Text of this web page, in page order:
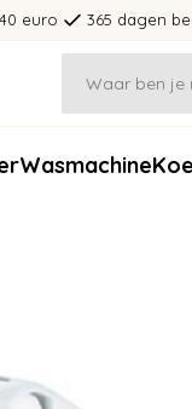
euro 365 dagen
Wasmachine